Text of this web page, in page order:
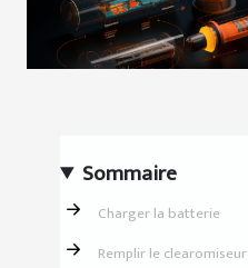
Sommaire
Charger la batterie
Remplir le clearomiseur